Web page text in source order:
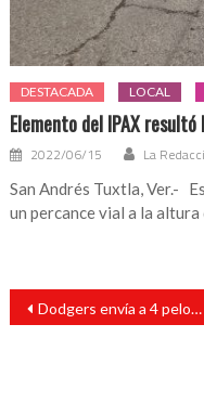
DESTACADA LOCAL
Elemento del IPAX
2022/06/15 La
San Andrés Tuxtla, Ver.-
un percance vial a la
Navegación
entradas
Dodgers envía a 4 peloteros a Cincinnati; entre ellos Yasiel Puig